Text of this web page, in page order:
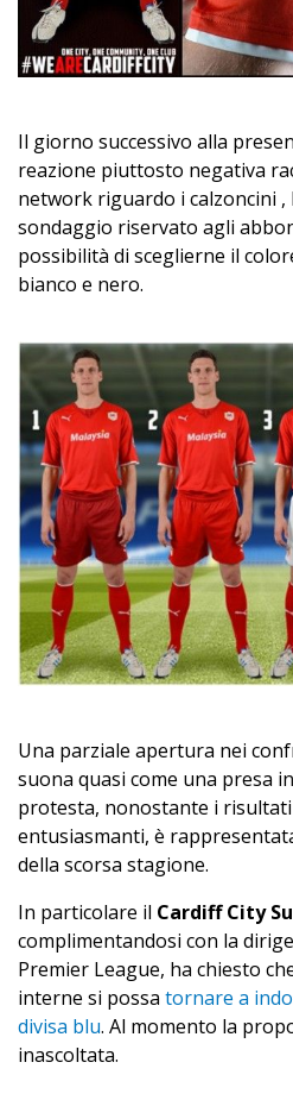
Il giorno successivo alla
reazione piuttosto negativa
network riguardo i calzoncini
sondaggio riservato agli
possibilità di sceglierne il
bianco e nero.
Una parziale apertura nei
suona quasi come una presa
protesta, nonostante i
entusiasmanti, è
della scorsa stagione.
In particolare il Cardiff City
complimentandosi con la
Premier League, ha chiesto
interne si possa tornare a
divisa blu. Al momento la
inascoltata.